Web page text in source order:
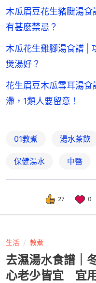
木瓜眉豆花生豬腱湯
有甚麼禁忌？
木瓜花生雞腳湯食譜 |
煲湯好？
花生眉豆木瓜雪耳湯
滯，1類人要留意！
01教煮 湯水茶飲
保健湯水 中醫
27 0
生活 教煮
去濕湯水食譜｜
心老少皆宜 宜